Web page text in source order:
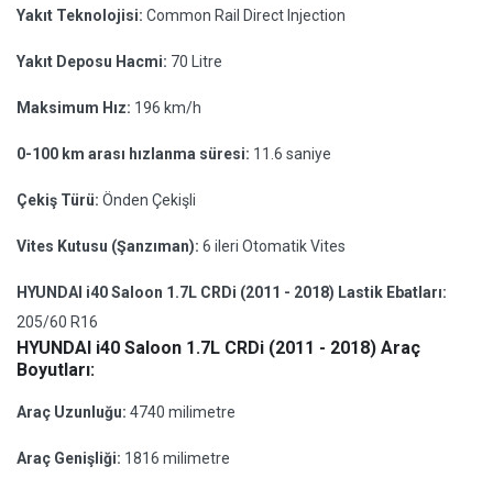
Yakıt Teknolojisi: Common Rail Direct Injection
Yakıt Deposu Hacmi: 70 Litre
Maksimum Hız: 196 km/h
0-100 km arası hızlanma süresi: 11.6 saniye
Çekiş Türü: Önden Çekişli
Vites Kutusu (Şanzıman): 6 ileri Otomatik Vites
HYUNDAI i40 Saloon 1.7L CRDi (2011 - 2018) Lastik Ebatları:
205/60 R16
HYUNDAI i40 Saloon 1.7L CRDi (2011 - 2018) Araç
Boyutları:
Araç Uzunluğu: 4740 milimetre
Araç Genişliği: 1816 milimetre